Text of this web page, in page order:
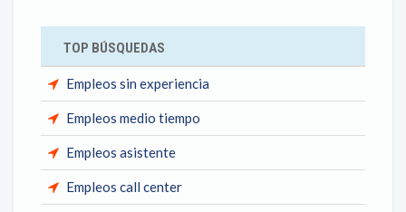
TOP BÚSQUEDAS
Empleos sin experiencia
Empleos medio tiempo
Empleos asistente
Empleos call center